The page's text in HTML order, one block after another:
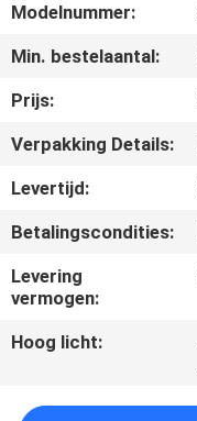
ONS
NIEUWS
OM EEN
CITAAT
SITEMAP
Modelnummer:
Min. bestelaantal:
Prijs:
Verpakking Details:
Levertijd:
Betalingscondities:
Levering
vermogen:
Hoog licht: